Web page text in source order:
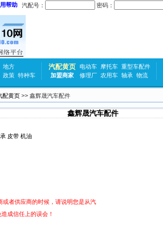
帮助 汽配号： 密码：
地方
政策 特种车
汽配黄页 电动车 摩托车 重型车配件
加盟商家
修理厂 农用车 轴承 物流
配黄页 >> 鑫辉晟汽车配件
鑫辉晟汽车配件
皮带 机油
或者供应商的时候，请说明您是从汽
成信任上的误会！